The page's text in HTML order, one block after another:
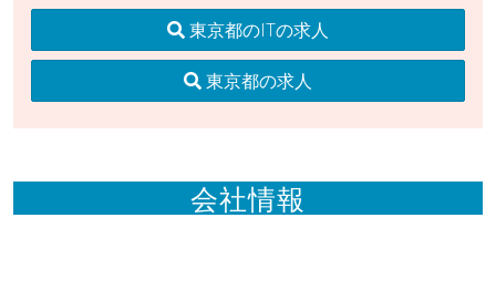
東京都のITの求人
東京都の求人
会社情報